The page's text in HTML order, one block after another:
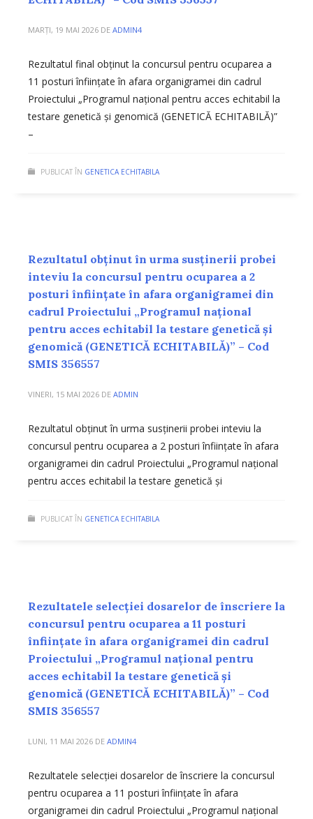
MARȚI, 19 MAI 2026 DE ADMIN4
Rezultatul final obținut la concursul pentru ocuparea a
11 posturi înființate în afara organigramei din cadrul
Proiectului „Programul național pentru acces echitabil la
testare genetică și genomică (GENETICĂ ECHITABILĂ)”
–
PUBLICAT ÎN GENETICA ECHITABILA
Rezultatul obținut în urma susținerii probei
inteviu la concursul pentru ocuparea a 2
posturi înființate în afara organigramei din
cadrul Proiectului „Programul național
pentru acces echitabil la testare genetică și
genomică (GENETICĂ ECHITABILĂ)” – Cod
SMIS 356557
VINERI, 15 MAI 2026 DE ADMIN
Rezultatul obținut în urma susținerii probei inteviu la
concursul pentru ocuparea a 2 posturi înființate în afara
organigramei din cadrul Proiectului „Programul național
pentru acces echitabil la testare genetică și
PUBLICAT ÎN GENETICA ECHITABILA
Rezultatele selecției dosarelor de înscriere la
concursul pentru ocuparea a 11 posturi
înființate în afara organigramei din cadrul
Proiectului „Programul național pentru
acces echitabil la testare genetică și
genomică (GENETICĂ ECHITABILĂ)” – Cod
SMIS 356557
LUNI, 11 MAI 2026 DE ADMIN4
Rezultatele selecției dosarelor de înscriere la concursul
pentru ocuparea a 11 posturi înființate în afara
organigramei din cadrul Proiectului „Programul național